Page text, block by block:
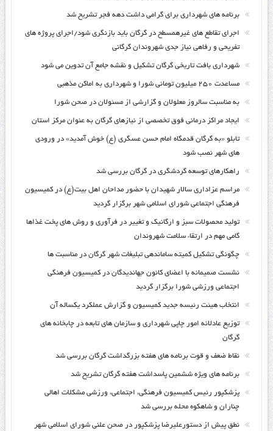
برنامه های شهرداری برای گرامی داشت دهه فجر تشریح شد
اجرای تقاطع های غیرهمسطح در گرگان باید بازنگری شود/اجرای پروژه های
تفریحی و رفاهی نیاز جدی شهروندان گرگانی
شهرداری بافت تاریخی گرگان تشکیل و نقشه جامع آن تدوین می شود
مساعدت ۲۵۰ میلیون تومانی شورا و شهرداری به اماکن مذهبی
به مناسبت سالروز معلولان و گزارشی از مسئولان در صحن شورا
ایجاد مراکز درمانی فوق تخصصی از نیازهای گرگان به عنوان مرکز استان
تابلو «به گرگان قدمگاه امام حسن عسگری (ع) خوش آمدید» در ورودی
های شهر نصب شود
راهکارهای توسعه گردشگری در گرگان بررسی شد
مراسم عزاداری سالار شهیدان با حضور مداحان اهل بیت(ع) در کمیسیون
فرهنگی اجتماعی شورای اسلامی شهر برگزار گردید
تولید محصولات سبز و ارگانیک و تغییر در فرآوری و روش های پخت غذاها
گامی مهم در ارتقاء سلامت شهروندان
چگونگی تشکیل کمیته ساماندهی تبلیغات شهر گرگان در مناسبت ها
نشست صمیمانه با اعضای کانون جهاندیدگان در کمیسیون فرهنگی
اجتماعی ورزشی شورا برگزار گردید
انتخاب هیئت رئیسه جدید کمیسیون و گزارش عملکرد یکساله آن
توزیع عادلانه امور چاپی شهرداری و سازمان های تابعه در چابخانه های
گرگان
نقاط ضعف و قوت برنامه های هفته بزرگداشت گرگان بررسی شد
برنامه های ویژه ششمین پاسداشت هفته گرگان تشریح شد
پزشکپور رئیس کمیسیون فرهنگی، اجتماعی، ورزشی مشکلات اهالی
چناران و شاهکوه محله بررسی شد
نطق پیش از دستورعلیرضا پزشکپور در صحن علنی شورای اسلامی شهر